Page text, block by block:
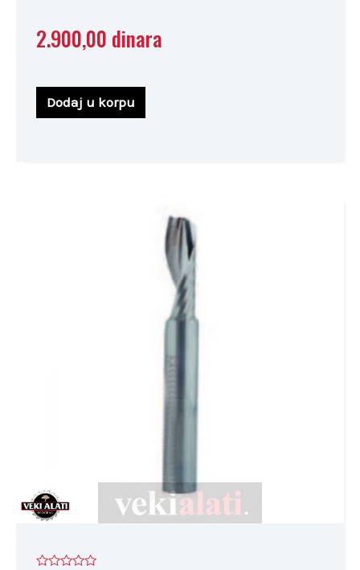
2.900,00 dinara
Dodaj u korpu
proizvod
ima
više
varijanti.
Opcije
mogu
biti
izabrane
proizvoda.